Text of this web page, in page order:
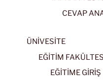
CEVAP
ÜNİVESİTE
EĞİTİM
EĞİTİME GİRİŞ